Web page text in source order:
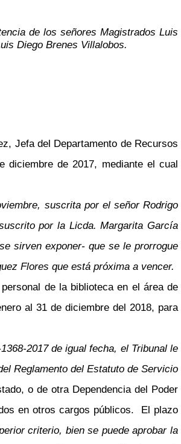
de los señores Magistrados Luis
Diego Brenes Villalobos.
Jefa del Departamento de Recursos
diciembre de 2017, mediante el cual
suscrita por el señor Rodrigo
por la Licda. Margarita García
sirven exponer- que se le prorrogue
Flores que está próxima a vencer.
de la biblioteca en el área de
al 31 de diciembre del 2018, para
2017 de igual fecha, el Tribunal le
Reglamento del Estatuto de Servicio
o de otra Dependencia del Poder
en otros cargos públicos. El plazo
criterio, bien se puede aprobar la